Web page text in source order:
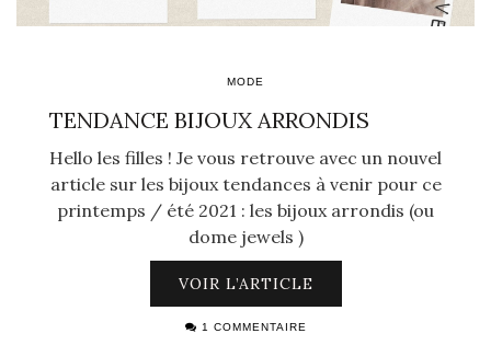
MODE
TENDANCE BIJOUX ARRONDIS
Hello les filles ! Je vous retrouve avec un nouvel
article sur les bijoux tendances à venir pour ce
printemps / été 2021 : les bijoux arrondis (ou
dome jewels )
VOIR L’ARTICLE
1 COMMENTAIRE